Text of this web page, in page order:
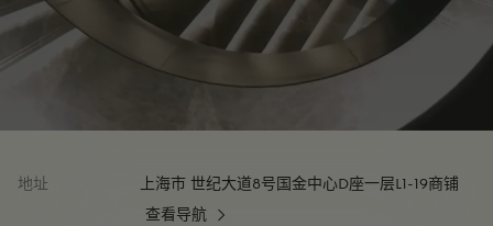
地址
上海市 世纪大道8号国金中心D座一层L1-19商铺
查看导航